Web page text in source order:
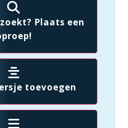
Plaats een
toevoegen